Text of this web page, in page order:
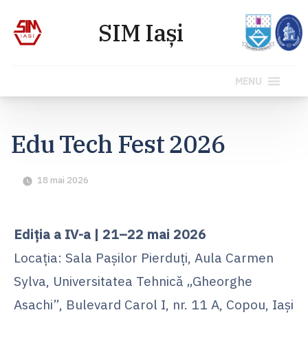
conținut
MENU
Edu Tech Fest 2026
18 mai 2026
Ediția a IV-a | 21–22 mai 2026
Locația: Sala Pașilor Pierduți, Aula Carmen
Sylva, Universitatea Tehnică „Gheorghe
Asachi”, Bulevard Carol I, nr. 11 A, Copou, Iași